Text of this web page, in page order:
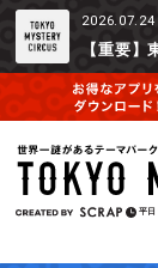
2026.07.24
平日